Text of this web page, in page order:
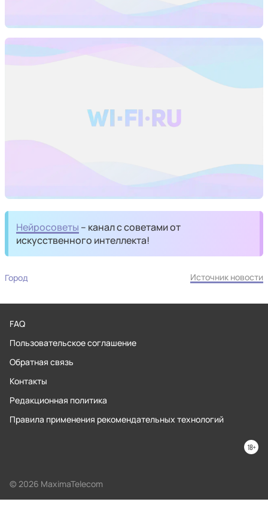
Нейросоветы – канал с советами от
искусственного интеллекта!
Город Источник новости
FAQ
Пользовательское соглашение
Обратная связь
Контакты
Редакционная политика
Правила применения рекомендательных технологий
© 2026 MaximaTelecom